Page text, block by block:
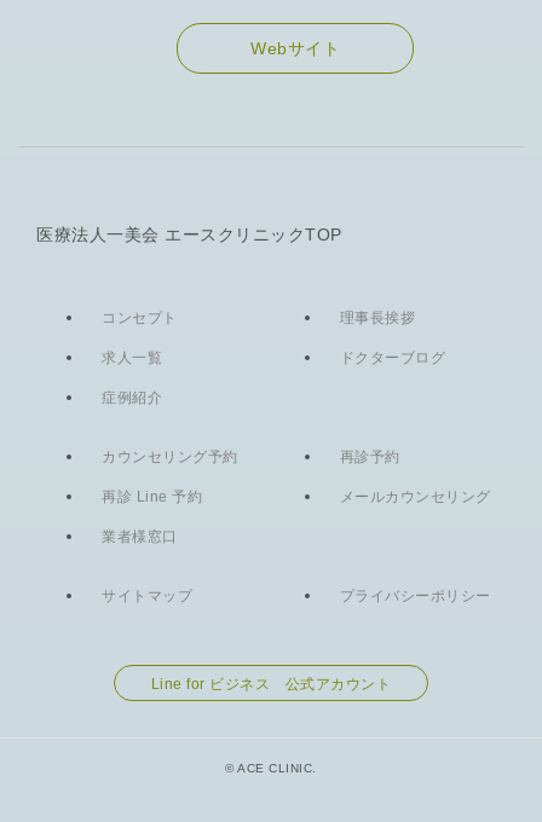
Webサイト
医療法人一美会 エースクリニックTOP
コンセプト 理事長挨拶
求人一覧 ドクターブログ
症例紹介
カウンセリング予約 再診予約
再診 Line 予約 メールカウンセリング
業者様窓口
サイトマップ プライバシーポリシー
Line for ビジネス 公式アカウント
© ACE CLINIC.